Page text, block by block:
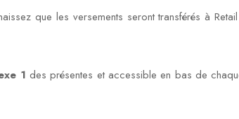
que les versements seront transférés à Retail
1 des présentes et accessible en bas de